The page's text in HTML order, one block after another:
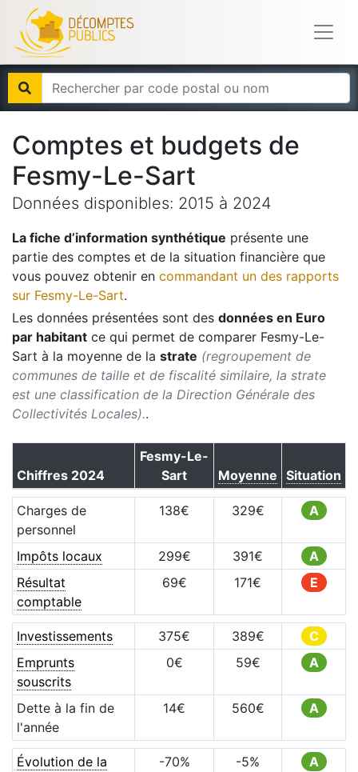
Comptes et budgets de
Fesmy-Le-Sart
Données disponibles: 2015 à 2024
La fiche d’information synthétique présente une
partie des comptes et de la situation financière que
vous pouvez obtenir en commandant un des rapports
sur Fesmy-Le-Sart.
Les données présentées sont des données en Euro
par habitant ce qui permet de comparer Fesmy-Le-
Sart à la moyenne de la strate (regroupement de
communes de taille et de fiscalité similaire, la strate
est une classification de la Direction Générale des
Collectivités Locales)..
Chiffres 2024
Fesmy-Le-
Sart
Moyenne Situation
Charges de
personnel
138€ 329€ A
Impôts locaux 299€ 391€
A
Résultat
comptable
69€ 171€ E
Investissements 375€ 389€
C
Emprunts
souscrits
0€ 59€ A
Dette à la fin de
l'année
14€ 560€ A
Évolution de la
-70% -5% A